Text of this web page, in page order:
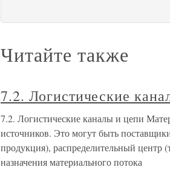
Читайте также
7.2. Логистические
7.2. Логистические каналы и цепи
источников. Это могут быть
продукция), распределительный центр
назначения материального потока